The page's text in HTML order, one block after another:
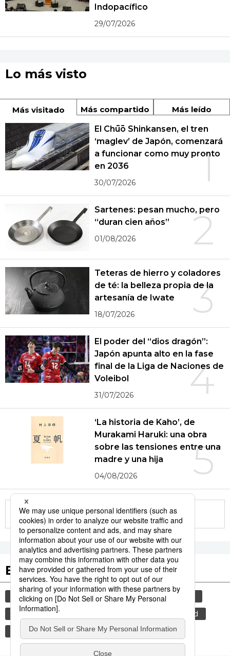
Indopacífico
29/07/2026
Lo más visto
Más visitado Más compartido Más leído
1
El Chūō Shinkansen, el tren
‘maglev’ de Japón, comenzará
a funcionar como muy pronto
en 2036
30/07/2026
2
Sartenes: pesan mucho, pero
“duran cien años”
01/08/2026
3
Teteras de hierro y coladores
de té: la belleza propia de la
artesanía de Iwate
18/07/2026
4
El poder del “dios dragón”:
Japón apunta alto en la fase
final de la Liga de Naciones de
Voleibol
31/07/2026
5
‘La historia de Kaho’, de
Murakami Haruki: una obra
sobre las tensiones entre una
madre y una hija
04/08/2026
More in this series
Etiquetas destacadas
vida cultura economía
gastronomía
shinkansen
tren de alta velocidad
cortesía
costumbres tradiciones